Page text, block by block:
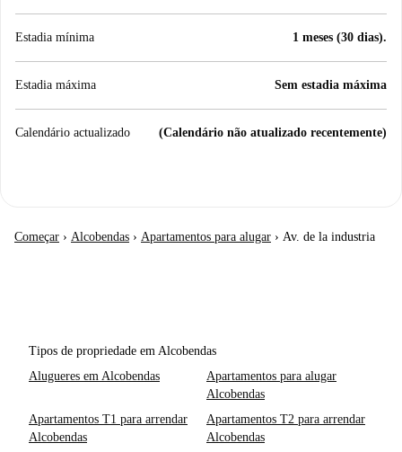
Estadia mínima 1 meses (30 dias).
Estadia máxima Sem estadia máxima
Calendário actualizado (Calendário não atualizado recentemente)
Começar › Alcobendas › Apartamentos para alugar › Av. de la industria
Tipos de propriedade em Alcobendas
Alugueres em Alcobendas
Apartamentos para alugar
Alcobendas
Apartamentos T1 para arrendar
Alcobendas
Apartamentos T2 para arrendar
Alcobendas